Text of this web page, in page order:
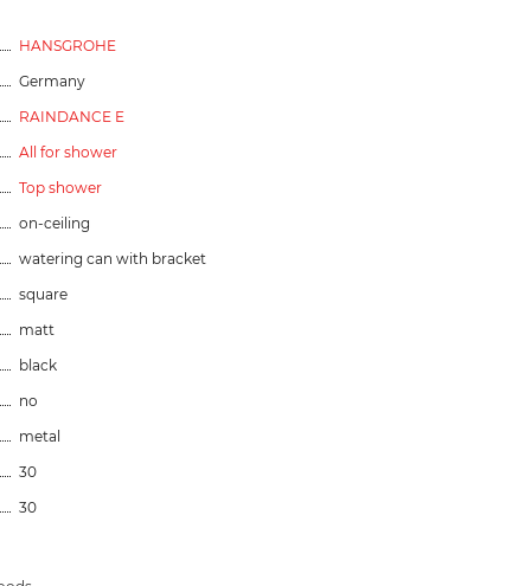
HANSGROHE
Germany
RAINDANCE E
All for shower
Top shower
on-ceiling
watering can with bracket
square
matt
black
no
metal
30
30